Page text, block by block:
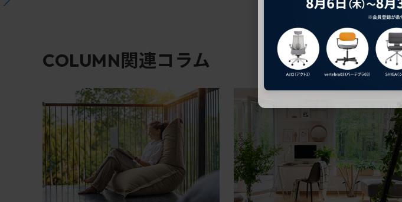
COLUMN関連コラム